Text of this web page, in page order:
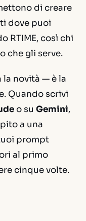
di creare
dove puoi
RTIME, così chi
che gli serve.
novità — è la
Quando scrivi
o su Gemini,
a una
prompt
al primo
cinque volte.